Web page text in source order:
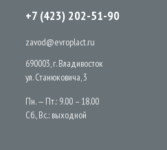
+7 (423) 202-51-90
zavod@evroplact.ru
690003, г. Владивосток
ул. Станюковича, 3
Пн. — Пт.: 9.00 – 18.00
Сб., Вс.: выходной